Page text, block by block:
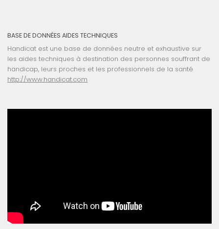
BASE DE DONNÉES AIDES TECHNIQUES
Handicat est une base de données neutre et exhaustive sur
les aides techniques à destination des personnes souffrant de
handicap, leurs proches et les professionnels de la santé
http://www.handicat.com